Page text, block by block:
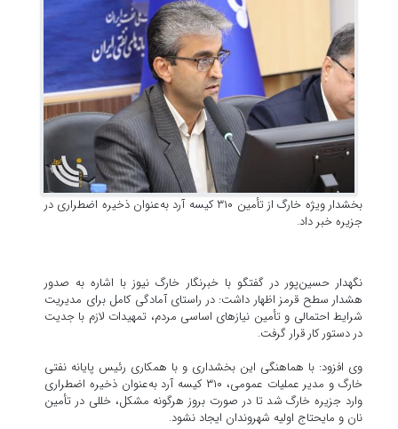
بخشدار ویژه خارگ از تأمین ۳۱۰ کیسه آرد به‌عنوان ذخیره اضطراری در
جزیره خبر داد.
نگهدار حسین‌پور در گفتگو با خبرنگار خارگ نیوز با اشاره به صدور
هشدار سطح قرمز اظهار داشت: در راستای آمادگی کامل برای مدیریت
شرایط احتمالی و تأمین نیازهای اساسی مردم، تمهیدات لازم با جدیت
در دستور کار قرار گرفت.
وی افزود: با هماهنگی این بخشداری و با همکاری رئیس پایانه نفتی
خارگ و مدیر عملیات عمومی، ۳۱۰ کیسه آرد به‌عنوان ذخیره اضطراری
وارد جزیره خارگ شد تا در صورت بروز هرگونه مشکل، خللی در تأمین
نان و مایحتاج اولیه شهروندان ایجاد نشود.